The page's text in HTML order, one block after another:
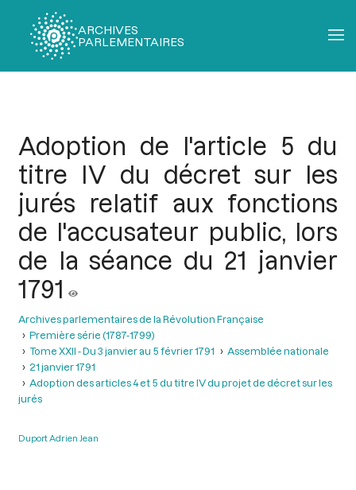
ARCHIVES
PARLEMENTAIRES
Adoption de l'article 5 du
titre IV du décret sur les
jurés relatif aux fonctions
de l'accusateur public, lors
de la séance du 21 janvier
1791
Archives parlementaires de la Révolution Française
Première série (1787-1799)
Tome XXII - Du 3 janvier au 5 février 1791
Assemblée nationale
21 janvier 1791
Adoption des articles 4 et 5 du titre IV du projet de décret sur les
jurés
Duport Adrien Jean